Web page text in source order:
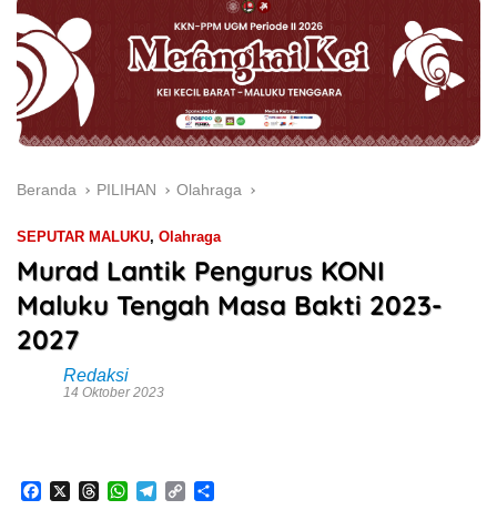
Beranda PILIHAN Olahraga
SEPUTAR MALUKU, Olahraga
Murad Lantik Pengurus KONI
Maluku Tengah Masa Bakti 2023-
2027
Redaksi
14 Oktober 2023
W
C